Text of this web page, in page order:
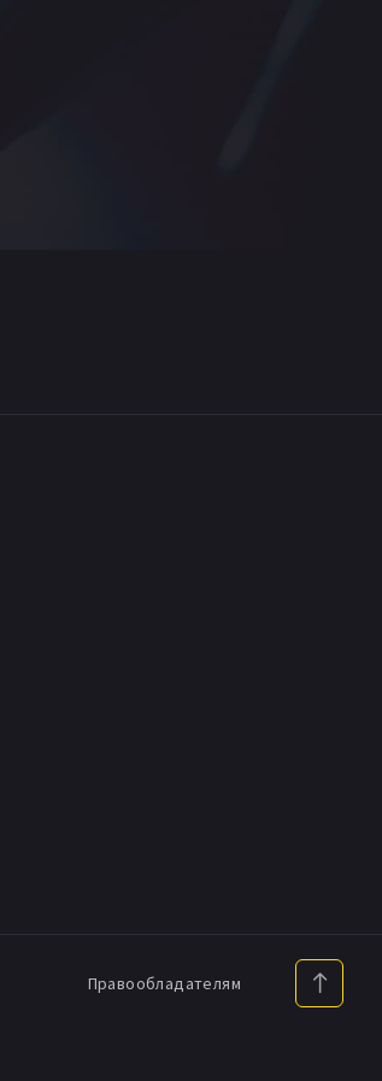
Правообладателям